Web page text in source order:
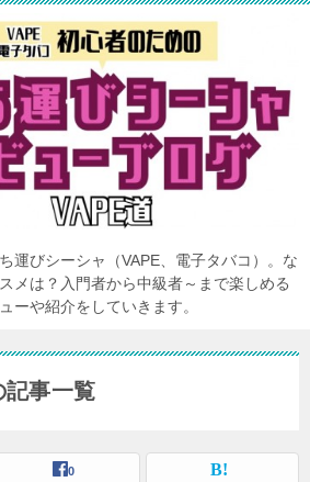
運びシーシャ（VAPE、電子タバコ）。な
メは？入門者から中級者～まで楽しめる
ーや紹介をしていきます。
記事一覧
0